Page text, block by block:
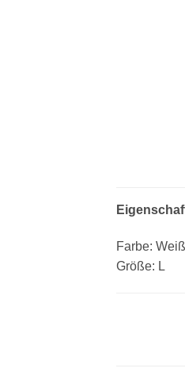
Farbe: Weiß
Größe: L